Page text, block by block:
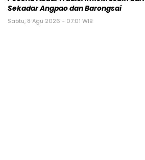
Sekadar Angpao dan Barongsai
Sabtu, 8 Agu 2026 - 07:01 WIB